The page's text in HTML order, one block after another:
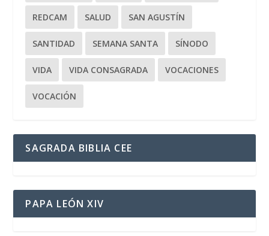
REDCAM SALUD SAN AGUSTÍN
SANTIDAD SEMANA SANTA SÍNODO
VIDA VIDA CONSAGRADA VOCACIONES
VOCACIÓN
SAGRADA BIBLIA CEE
PAPA LEÓN XIV